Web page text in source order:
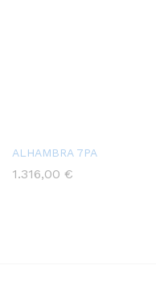
ALHAMBRA 7PA
1.316,00 €